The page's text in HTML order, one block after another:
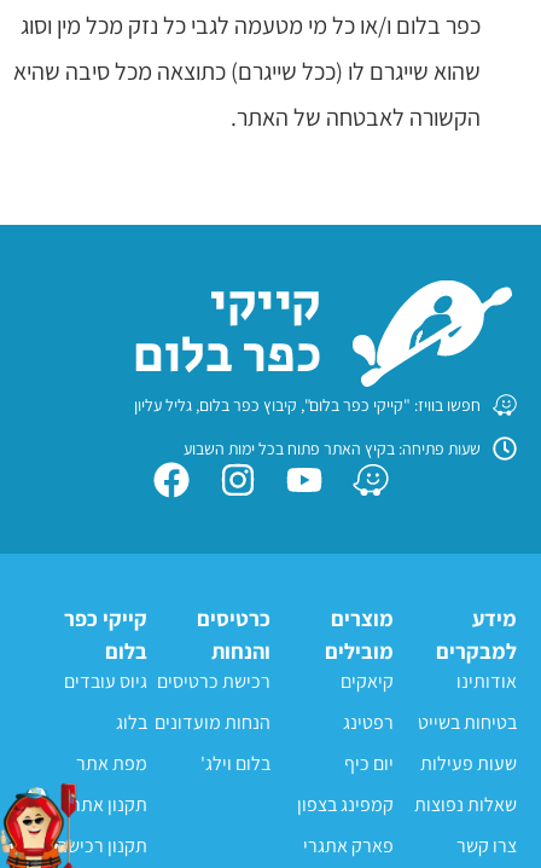
כפר בלום ו/או כל מי מטעמה לגבי כל נזק מכל מין וסוג
שהוא שייגרם לו (ככל שייגרם) כתוצאה מכל סיבה שהיא
הקשורה לאבטחה של האתר.
מידע
למבקרים
אודותינו
בטיחות בשייט
שעות פעילות
שאלות נפוצות
צרו קשר
מוצרים
מובילים
קיאקים
רפטינג
יום כיף
קמפינג בצפון
פארק אתגרי
כרטיסים
והנחות
רכישת כרטיסים
הנחות מועדונים
בלום וילג'
קייקי כפר
בלום
גיוס עובדים
בלוג
מפת אתר
תקנון אתר
תקנון רכישה
חפשו בוויז: "קייקי כפר בלום", קיבוץ כפר בלום, גליל עליון
שעות פתיחה: בקיץ האתר פתוח בכל ימות השבוע